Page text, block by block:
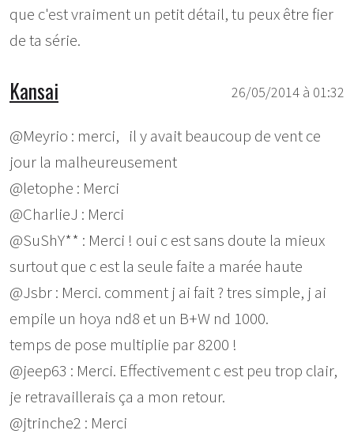
que c'est vraiment un petit détail, tu peux être fier
de ta série.
26/05/2014 à 01:32
Kansai
@Meyrio : merci, il y avait beaucoup de vent ce
jour la malheureusement
@letophe : Merci
@CharlieJ : Merci
@SuShY** : Merci ! oui c est sans doute la mieux
surtout que c est la seule faite a marée haute
@Jsbr : Merci. comment j ai fait ? tres simple, j ai
empile un hoya nd8 et un B+W nd 1000.
temps de pose multiplie par 8200 !
@jeep63 : Merci. Effectivement c est peu trop clair,
je retravaillerais ça a mon retour.
@jtrinche2 : Merci